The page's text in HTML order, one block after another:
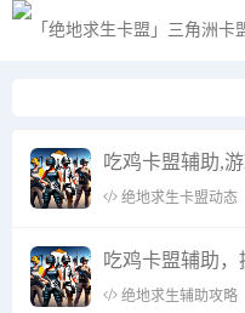
绝地求生卡盟动态
绝地求生辅助攻略